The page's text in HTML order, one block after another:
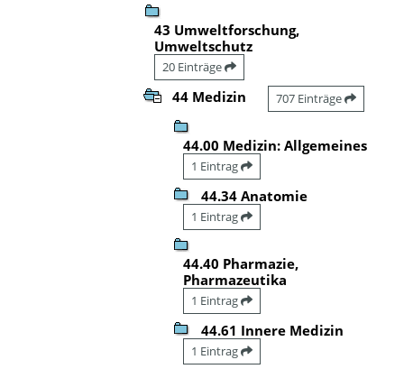
43 Umweltforschung,
Umweltschutz
20 Einträge
44 Medizin 707 Einträge
44.00 Medizin: Allgemeines
1 Eintrag
44.34 Anatomie
1 Eintrag
44.40 Pharmazie,
Pharmazeutika
1 Eintrag
44.61 Innere Medizin
1 Eintrag